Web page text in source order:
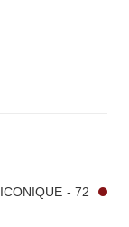
72 - ICONIQUE